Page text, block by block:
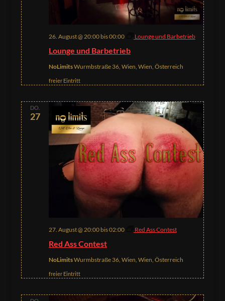
Lounge und Barbetrieb
26. August @ 20:00bis00:00 Lounge und Barbetrieb
NoLimitsWurmbstraße 36, Wien, Wien, Österreich
freier Eintritt
DO.
27
Red Ass Contest
27. August @ 20:00bis02:00 Red Ass Contest
NoLimitsWurmbstraße 36, Wien, Wien, Österreich
freier Eintritt